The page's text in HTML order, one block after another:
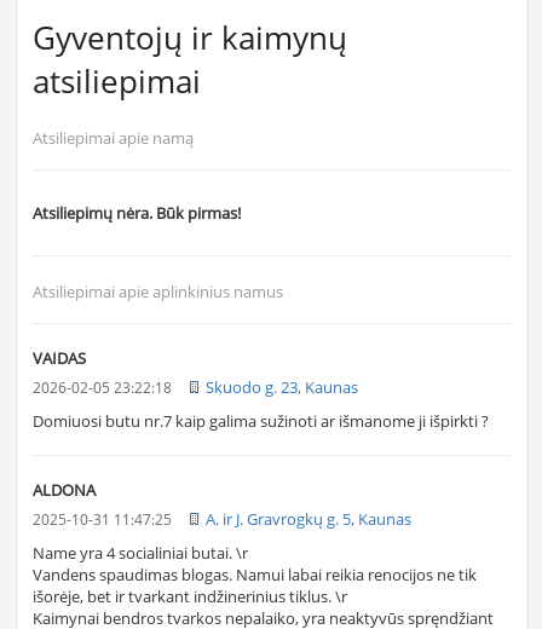
Gyventojų ir kaimynų
atsiliepimai
Atsiliepimai apie namą
Atsiliepimų nėra. Būk pirmas!
Atsiliepimai apie aplinkinius namus
VAIDAS
2026-02-05 23:22:18
Skuodo g. 23, Kaunas
Domiuosi butu nr.7 kaip galima sužinoti ar išmanome ji išpirkti ?
ALDONA
2025-10-31 11:47:25
A. ir J. Gravrogkų g. 5, Kaunas
Name yra 4 socialiniai butai. \r
Vandens spaudimas blogas. Namui labai reikia renocijos ne tik
išorėje, bet ir tvarkant indžinerinius tiklus. \r
Kaimynai bendros tvarkos nepalaiko, yra neaktyvūs spręndžiant